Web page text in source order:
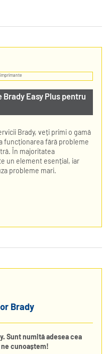
Easy Plus pentru
Brady, veți primi o gamă
funcționarea fără probleme
În majoritatea
un element esențial, iar
probleme mari.
Brady
Sunt numită adesea cea
cunoaștem!